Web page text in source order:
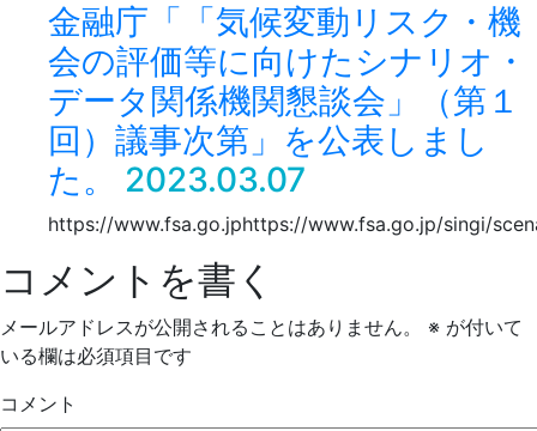
金融庁「「気候変動リスク・機
会の評価等に向けたシナリオ・
データ関係機関懇談会」（第１
回）議事次第」を公表しまし
た。
2023.03.07
https://www.fsa.go.jphttps://www.fsa.go.jp/singi/
コメントを書く
メールアドレスが公開されることはありません。 ※ が付いて
いる欄は必須項目です
コメント